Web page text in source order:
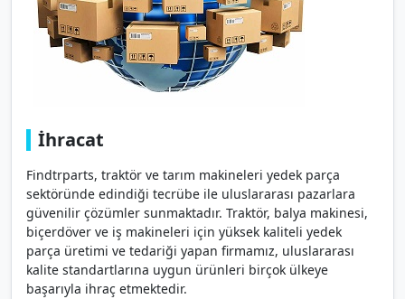
İhracat
Findtrparts, traktör ve tarım makineleri yedek parça
sektöründe edindiği tecrübe ile uluslararası pazarlara
güvenilir çözümler sunmaktadır. Traktör, balya makinesi,
biçerdöver ve iş makineleri için yüksek kaliteli yedek
parça üretimi ve tedariği yapan firmamız, uluslararası
kalite standartlarına uygun ürünleri birçok ülkeye
başarıyla ihraç etmektedir.